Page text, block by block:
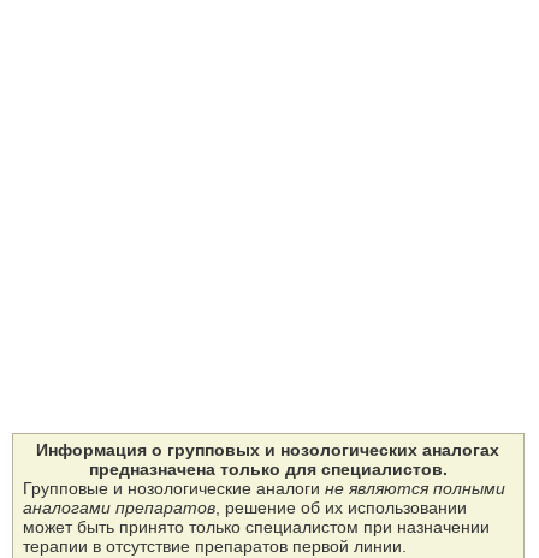
Информация о групповых и нозологических аналогах
предназначена только для специалистов.
Групповые и нозологические аналоги не являются полными
аналогами препаратов, решение об их использовании
может быть принято только специалистом при назначении
терапии в отсутствие препаратов первой линии.